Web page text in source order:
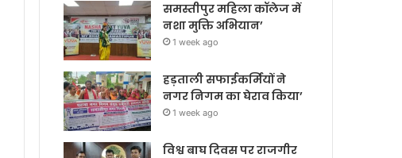
समस्तीपुर महिला कॉलेज में
नशा मुक्ति अभियान’
1 week ago
हड़ताली सफाईकर्मियों ने
नगर निगम का घेराव किया’
1 week ago
विश्व बाघ दिवस पर राजगीर